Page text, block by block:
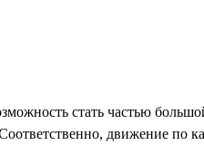
стать частью
движение по